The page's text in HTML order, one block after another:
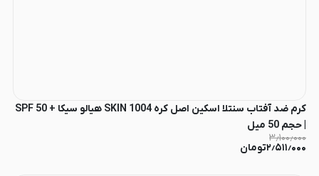
کرم ضد آفتاب سنتلا اسکین اصل کره SKIN 1004 هیالو سیکا + SPF 50
| حجم 50 میل
۳٫۱۰۰٫۰۰۰
۲٫۵۱۱٫۰۰۰تومان